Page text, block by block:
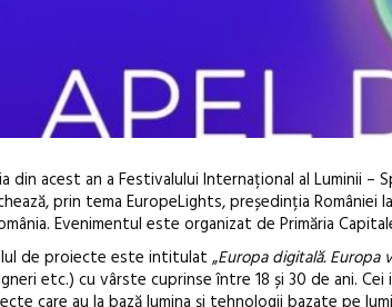
din acest an a Festivalului Internațional al Luminii –
prin tema EuropeLights, președinția României
Evenimentul este organizat de Primăria
de proiecte este intitulat „Europa digitală. Europa
etc.) cu vârste cuprinse între 18 și 30 de ani.